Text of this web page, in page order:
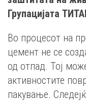
Групацијата
Во процесот на
цемент не се
од отпад. Тој
активностите
пакување.